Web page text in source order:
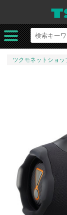
ツクモネットショッ